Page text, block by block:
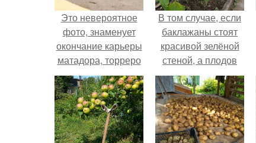
Это невероятное
фото, знаменует
окончание карьеры
матадора, торреро
Альваро мунера.
В том случае, если
баклажаны стоят
красивой зелёной
стеной, а плодов
почти не видно -
радоваться тут
нечему.